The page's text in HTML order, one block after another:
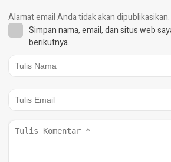
Alamat email Anda tidak akan dipublikasikan.
Simpan nama, email, dan situs web
berikutnya.